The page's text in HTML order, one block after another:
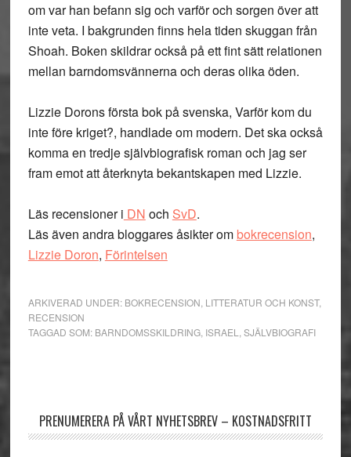
om var han befann sig och varför och sorgen över att
inte veta. I bakgrunden finns hela tiden skuggan från
Shoah. Boken skildrar också på ett fint sätt relationen
mellan barndomsvännerna och deras olika öden.
Lizzie Dorons första bok på svenska, Varför kom du
inte före kriget?, handlade om modern. Det ska också
komma en tredje självbiografisk roman och jag ser
fram emot att återknyta bekantskapen med Lizzie.
Läs recensioner i DN och SvD.
Läs även andra bloggares åsikter om bokrecension,
Lizzie Doron, Förintelsen
ARKIVERAD UNDER: BOKRECENSION LITTERATUR OCH KONST,
RECENSION
TAGGAD SOM: BARNDOMSSKILDRING, ISRAEL SJÄLVBIOGRAFI
PRENUMERERA PÅ VÅRT NYHETSBREV – KOSTNADSFRITT